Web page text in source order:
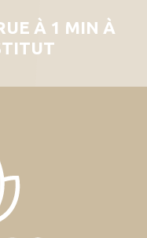
À 1 MIN À